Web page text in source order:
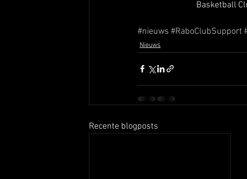
Basketball
#nieuws #RaboClubSupport
Nieuws
Recente blogposts